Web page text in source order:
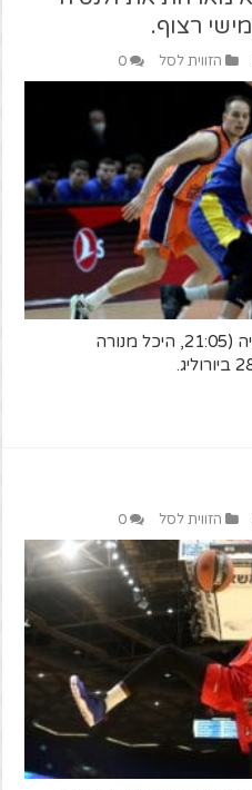
רצוף.
הזווית לסל 0
מכבי ת"א תארח הערב את ולנסיה (21:05, היכל מנורה
הזווית לסל 0